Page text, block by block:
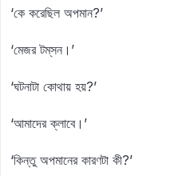
‘কে করেছিল অপমান?’
‘মেজর টম্‌সন।’
‘ঘটনাটা কোথায় হয়?’
‘আমাদের ক্লাবে।’
‘কিন্তু অপমানের কারণটা কী?’